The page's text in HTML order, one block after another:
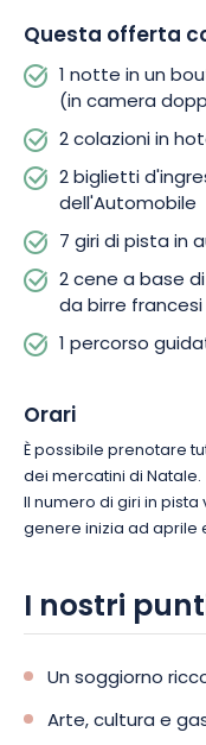
Questa offerta
1 notte in un
(in camera
2 colazioni in
2 biglietti
dell'Automobile
7 giri di pista in
2 cene a base
da birre
1 percorso
Orari
È possibile prenotare
dei mercatini di Natale.
Il numero di giri in
genere inizia ad aprile
I nostri
Un soggiorno
Arte, cultura e